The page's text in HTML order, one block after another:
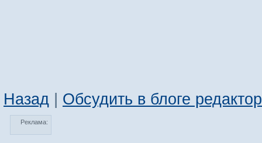
Назад | Обсудить в блоге
Реклама: